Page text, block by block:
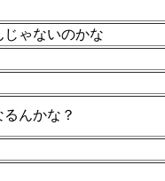
ゃないのかな
んかな？